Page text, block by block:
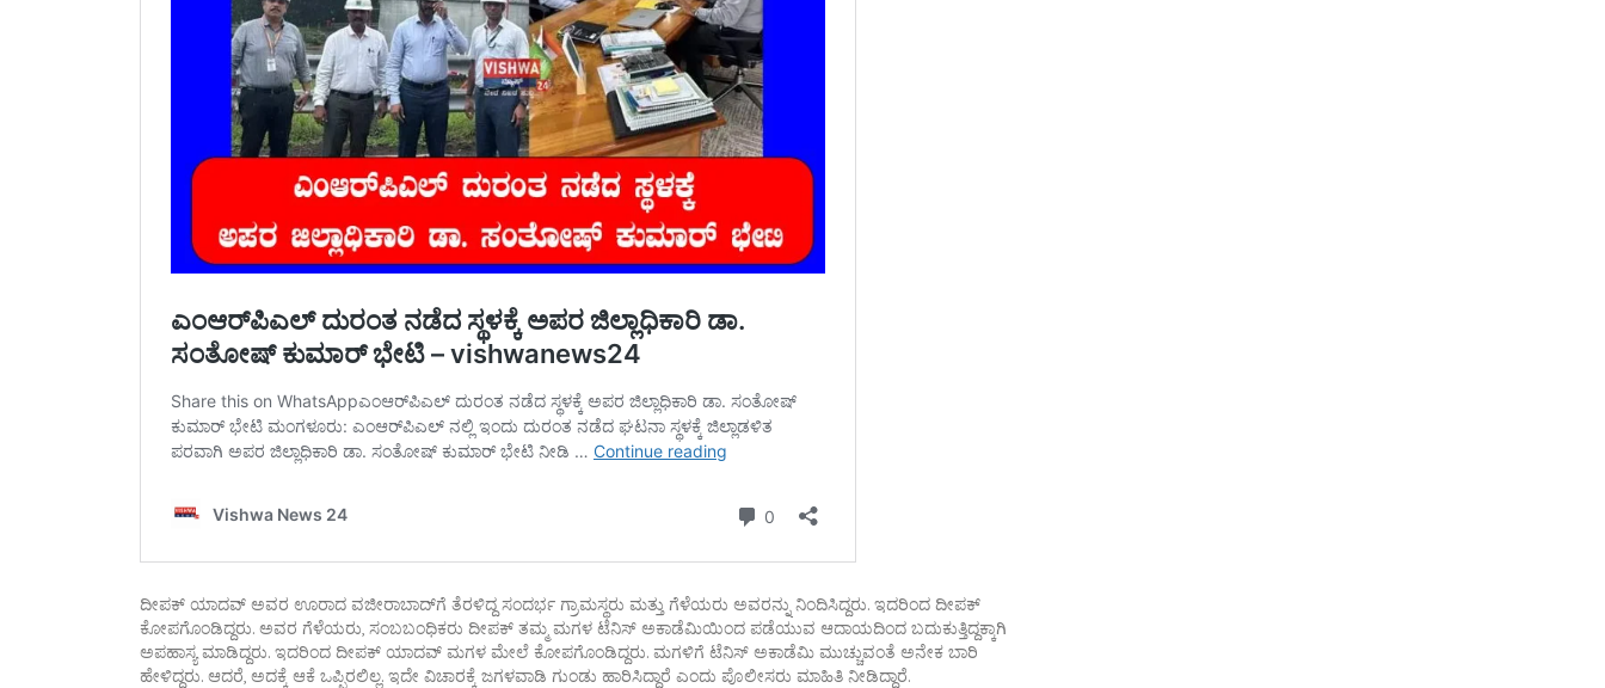
ದೀಪಕ್ ಯಾದವ್ ಅವರ ಊರಾದ ವಜೀರಾಬಾದ್‌ಗೆ ತೆರಳಿದ್ದ ಸಂದರ್ಭ ಗ್ರಾಮಸ್ಥರು ಮತ್ತು ಗೆಳೆಯರು ಅವರನ್ನು ನಿಂದಿಸಿದ್ದರು. ಇದರಿಂದ ದೀಪಕ್
ಕೋಪಗೊಂಡಿದ್ದರು. ಅವರ ಗೆಳೆಯರು, ಸಂಬಬಂಧಿಕರು ದೀಪಕ್ ತಮ್ಮ ಮಗಳ ಟೆನಿಸ್ ಅಕಾಡೆಮಿಯಿಂದ ಪಡೆಯುವ ಆದಾಯದಿಂದ ಬದುಕುತ್ತಿದ್ದಕ್ಕಾಗಿ
ಅಪಹಾಸ್ಯ ಮಾಡಿದ್ದರು. ಇದರಿಂದ ದೀಪಕ್ ಯಾದವ್ ಮಗಳ ಮೇಲೆ ಕೋಪಗೊಂಡಿದ್ದರು. ಮಗಳಿಗೆ ಟೆನಿಸ್ ಅಕಾಡೆಮಿ ಮುಚ್ಚುವಂತೆ ಅನೇಕ ಬಾರಿ
ಹೇಳಿದ್ದರು. ಆದರೆ, ಅದಕ್ಕೆ ಆಕೆ ಒಪ್ಪಿರಲಿಲ್ಲ. ಇದೇ ವಿಚಾರಕ್ಕೆ ಜಗಳವಾಡಿ ಗುಂಡು ಹಾರಿಸಿದ್ದಾರೆ ಎಂದು ಪೊಲೀಸರು ಮಾಹಿತಿ ನೀಡಿದ್ದಾರೆ.